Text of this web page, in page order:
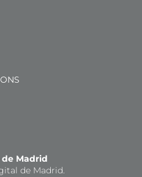
de Madrid
de Madrid.